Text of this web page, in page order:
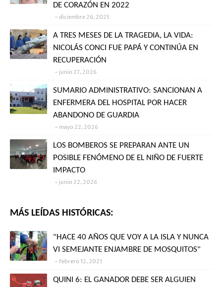
DE CORAZÓN EN 2022
diciembre 26, 2025
A TRES MESES DE LA TRAGEDIA, LA VIDA:
NICOLÁS CONCI FUE PAPÁ Y CONTINÚA EN
RECUPERACIÓN
junio 27, 2026
SUMARIO ADMINISTRATIVO: SANCIONAN A
ENFERMERA DEL HOSPITAL POR HACER
ABANDONO DE GUARDIA
mayo 22, 2026
LOS BOMBEROS SE PREPARAN ANTE UN
POSIBLE FENÓMENO DE EL NIÑO DE FUERTE
IMPACTO
junio 22, 2026
MÁS LEÍDAS HISTÓRICAS:
"HACE 40 AÑOS QUE VOY A LA ISLA Y NUNCA
VI SEMEJANTE ENJAMBRE DE MOSQUITOS"
febrero 12, 2021
QUINI 6: EL GANADOR DEBE SER ALGUIEN